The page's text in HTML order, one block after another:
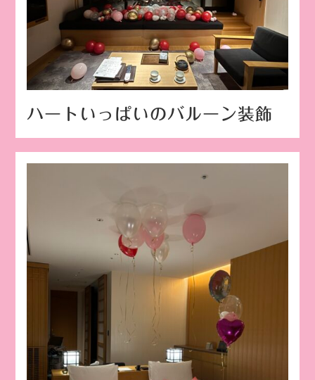
ハートいっぱいのバルーン装飾